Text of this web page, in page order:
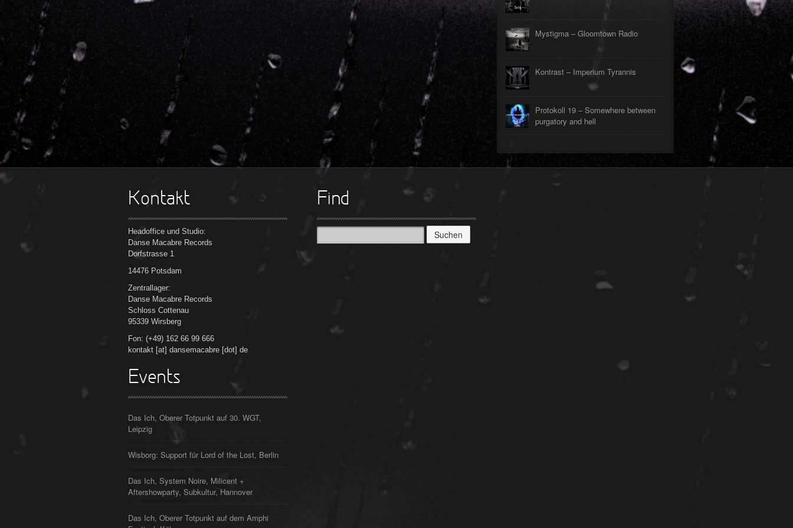
►
►
►
►
►
Mystigma – Gloomtown Radio
Kontrast – Imperium Tyrannis
Protokoll 19 – Somewhere between
purgatory and hell
Kontakt
Headoffice und Studio:
Danse Macabre Records
Dorfstrasse 1
14476 Potsdam
Zentrallager:
Danse Macabre Records
Schloss Cottenau
95339 Wirsberg
Fon: (+49) 162 66 99 666
kontakt [at] dansemacabre [dot] de
Events
Das Ich, Oberer Totpunkt auf 30. WGT,
Leipzig
Wisborg: Support für Lord of the Lost, Berlin
Das Ich, System Noire, Milicent +
Aftershowparty, Subkultur, Hannover
Das Ich, Oberer Totpunkt auf dem Amphi
Find
Suchen
nach: